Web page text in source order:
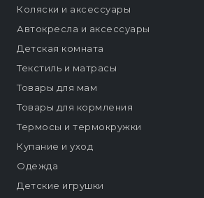
Коляски и аксессуары
Автокресла и аксессуары
Детская комната
Текстиль и матрасы
Товары для мам
Товары для кормления
Термосы и термокружки
Купание и уход
Одежда
Детские игрушки